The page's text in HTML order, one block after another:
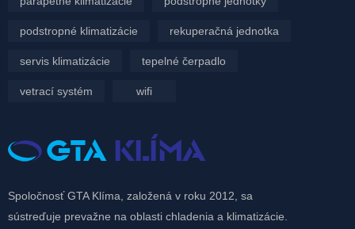
podstropné klimatizácie rekuperačná jednotka
servis klimatizácie tepelné čerpadlo
vetrací systém wifi
Spoločnosť GTA Klíma, založená v roku 2012, sa
sústreďuje prevažne na oblasti chladenia a klimatizácie.